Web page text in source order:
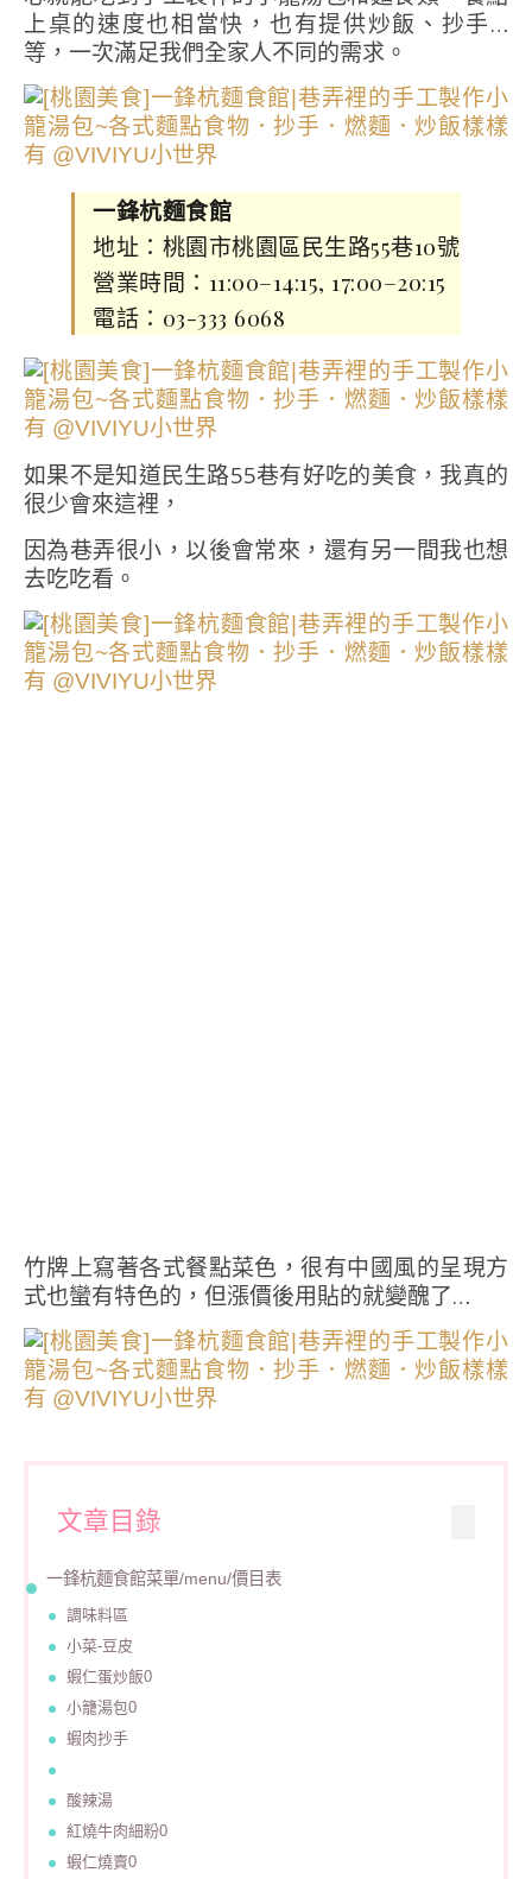
上桌的速度也相當快，也有提供炒飯、抄手…
等，一次滿足我們全家人不同的需求。
一鋒杭麵食館
地址：桃園市桃園區民生路55巷10號
營業時間：11:00–14:15, 17:00–20:15
電話：03-333 6068
如果不是知道民生路55巷有好吃的美食，我真的
很少會來這裡，
因為巷弄很小，以後會常來，還有另一間我也想
去吃吃看。
竹牌上寫著各式餐點菜色，很有中國風的呈現方
式也蠻有特色的，但漲價後用貼的就變醜了…
文章目錄
一鋒杭麵食館菜單/menu/價目表
調味料區
小菜-豆皮
蝦仁蛋炒飯0
小籠湯包0
蝦肉抄手
酸辣湯
紅燒牛肉細粉0
蝦仁燒賣0